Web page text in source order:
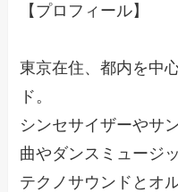
【プロフィール】
東京在住、都内を中
ド。
シンセサイザーやサ
曲やダンスミュージ
テクノサウンドとオ